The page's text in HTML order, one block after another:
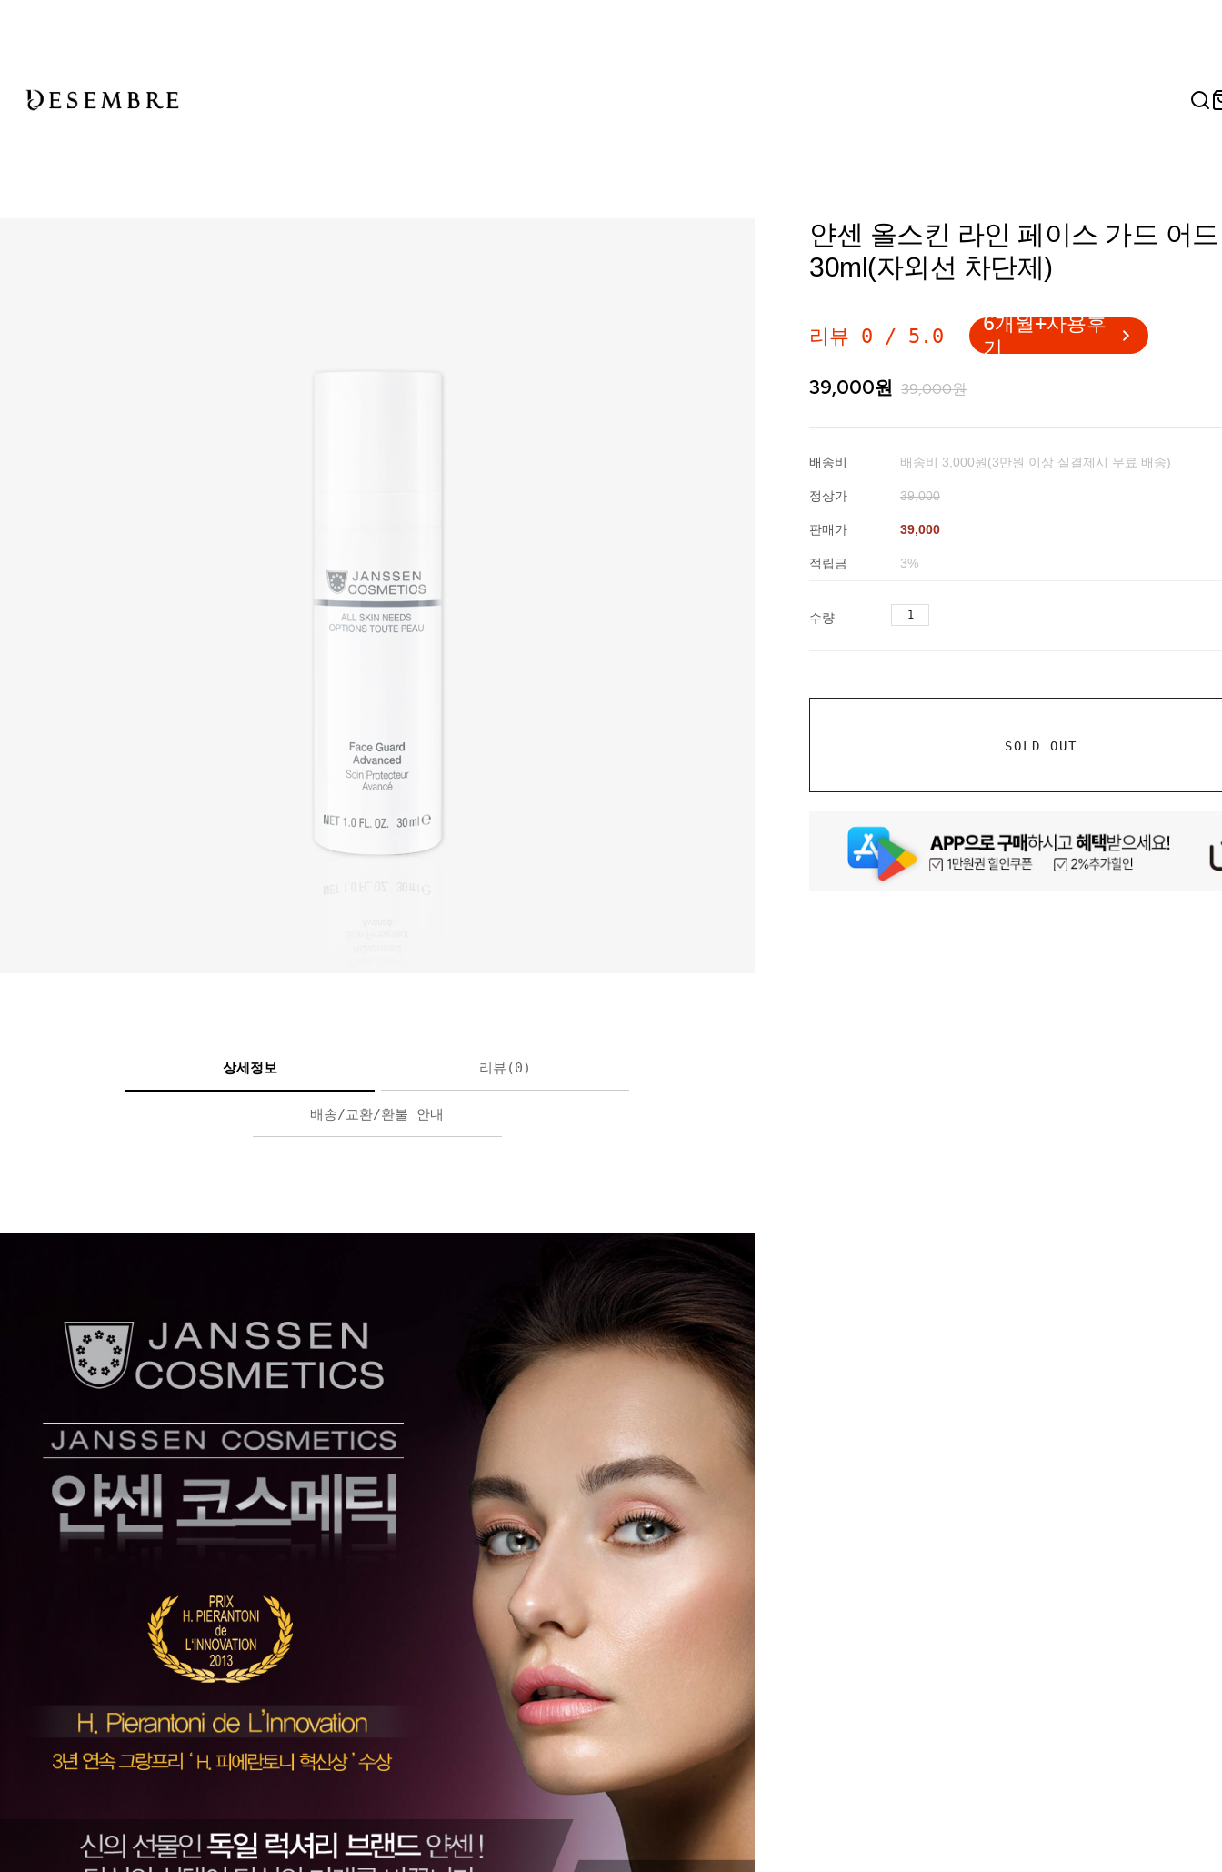
얀센 올스킨 라인 페이스 가드 어
30ml(자외선 차단제)
리뷰 0 / 5.0
6개월+사용후
기
39,000원 39,000원
배송비 배송비 3,000원(3만원 이상 실결제시 무료 배송)
정상가 39,000
판매가 39,000
적립금 3%
수량
SOLD OUT
상세정보 리뷰(0)
배송/교환/환불 안내